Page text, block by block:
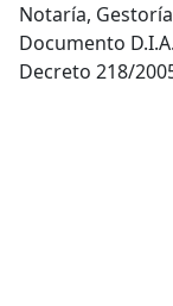
Notaría,
Documento
Decreto 218/